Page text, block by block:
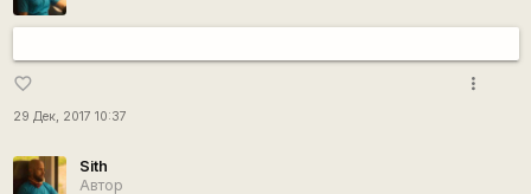
favorite_border
29 Дек, 2017 10:37
more_vert
Sith
Автор